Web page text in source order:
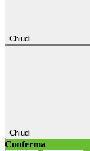
Chiudi
Chiudi
Conferma